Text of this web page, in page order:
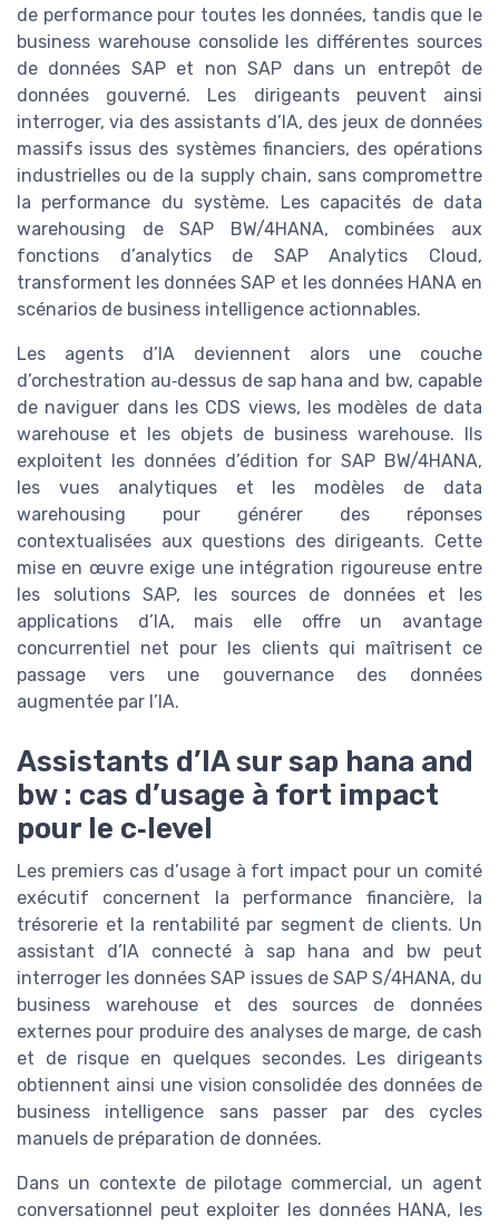
de performance pour toutes les données, tandis que le
business warehouse consolide les différentes sources
de données SAP et non SAP dans un entrepôt de
données gouverné. Les dirigeants peuvent ainsi
interroger, via des assistants d’IA, des jeux de données
massifs issus des systèmes financiers, des opérations
industrielles ou de la supply chain, sans compromettre
la performance du système. Les capacités de data
warehousing de SAP BW/4HANA, combinées aux
fonctions d’analytics de SAP Analytics Cloud,
transforment les données SAP et les données HANA en
scénarios de business intelligence actionnables.
Les agents d’IA deviennent alors une couche
d’orchestration au‑dessus de sap hana and bw, capable
de naviguer dans les CDS views, les modèles de data
warehouse et les objets de business warehouse. Ils
exploitent les données d’édition for SAP BW/4HANA,
les vues analytiques et les modèles de data
warehousing pour générer des réponses
contextualisées aux questions des dirigeants. Cette
mise en œuvre exige une intégration rigoureuse entre
les solutions SAP, les sources de données et les
applications d’IA, mais elle offre un avantage
concurrentiel net pour les clients qui maîtrisent ce
passage vers une gouvernance des données
augmentée par l’IA.
Assistants d’IA sur sap hana and
bw : cas d’usage à fort impact
pour le c‑level
Les premiers cas d’usage à fort impact pour un comité
exécutif concernent la performance financière, la
trésorerie et la rentabilité par segment de clients. Un
assistant d’IA connecté à sap hana and bw peut
interroger les données SAP issues de SAP S/4HANA, du
business warehouse et des sources de données
externes pour produire des analyses de marge, de cash
et de risque en quelques secondes. Les dirigeants
obtiennent ainsi une vision consolidée des données de
business intelligence sans passer par des cycles
manuels de préparation de données.
Dans un contexte de pilotage commercial, un agent
conversationnel peut exploiter les données HANA, les